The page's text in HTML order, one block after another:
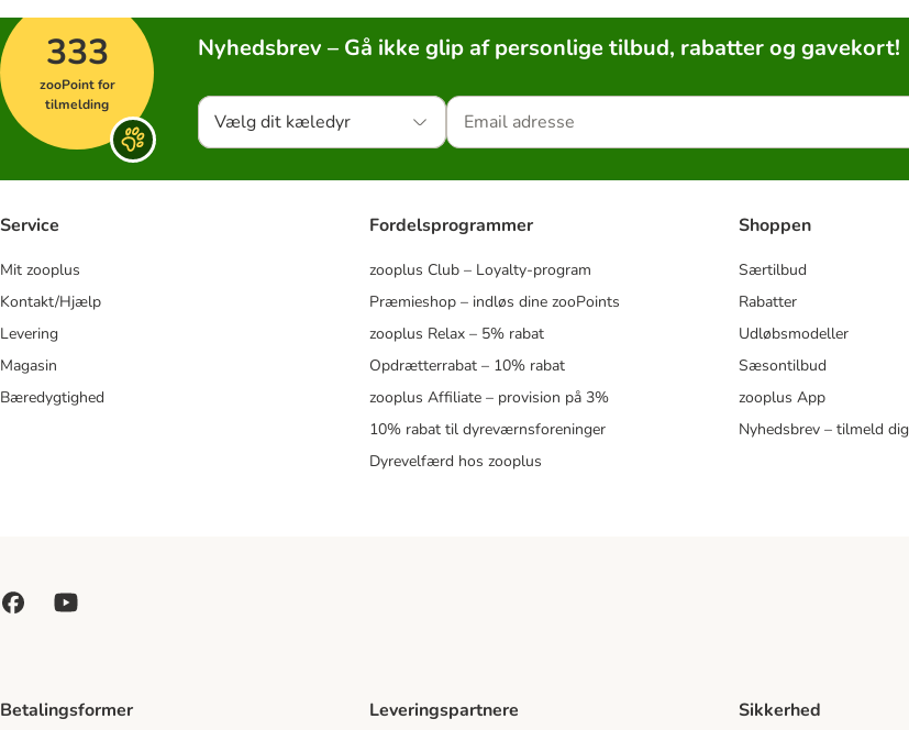
333
zooPoint for
tilmelding
Nyhedsbrev – Gå ikke glip af personlige tilbud, rabatter og gavekort!
Vælg dit kæledyr
Service
Mit zooplus
Kontakt/Hjælp
Levering
Magasin
Bæredygtighed
Fordelsprogrammer
zooplus Club – Loyalty-program
Præmieshop – indløs dine zooPoints
zooplus Relax – 5% rabat
Opdrætterrabat – 10% rabat
zooplus Affiliate – provision på 3%
10% rabat til dyreværnsforeninger
Dyrevelfærd hos zooplus
Shoppen
Særtilbud
Rabatter
Udløbsmodeller
Sæsontilbud
zooplus App
Nyhedsbrev – tilmeld
Betalingsformer Leveringspartnere Sikkerhed